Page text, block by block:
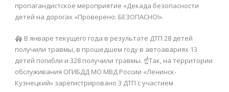
пропагандистское мероприятие «Декада безопасности
детей на дорогах «Проверено: БЕЗОПАСНО!».
В январе текущего года в результате ДТП 28 детей
получили травмы, в прошедшем году в автоавариях 13
детей погибли и 328 получили травмы. ☝Так, на территории
обслуживания ОГИБДД МО МВД России «Ленинск-
Кузнецкий» зарегистрировано 3 ДТП с участием